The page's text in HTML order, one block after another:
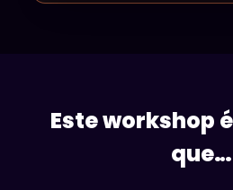
Este workshop é
que…